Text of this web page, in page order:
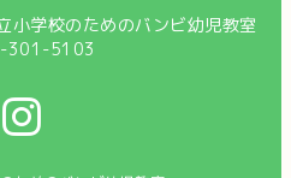
小学校のためのバンビ幼児教室
301-5103